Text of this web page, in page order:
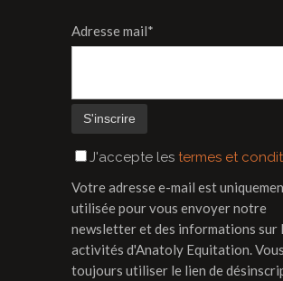
Adresse mail*
J'accepte les termes et
Votre adresse e-mail est
utilisée pour vous envoyer notre
newsletter et des informations sur
activités d'Anatoly Equitation.
toujours utiliser le lien de